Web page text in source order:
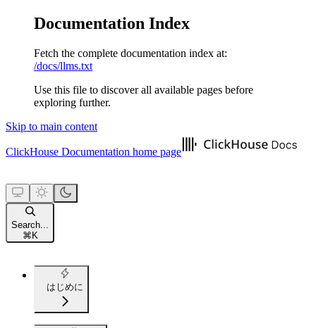
Documentation Index
Fetch the complete documentation index at:
/docs/llms.txt
Use this file to discover all available pages before
exploring further.
Skip to main content
ClickHouse Documentation home page
Search...
⌘ K
はじめに